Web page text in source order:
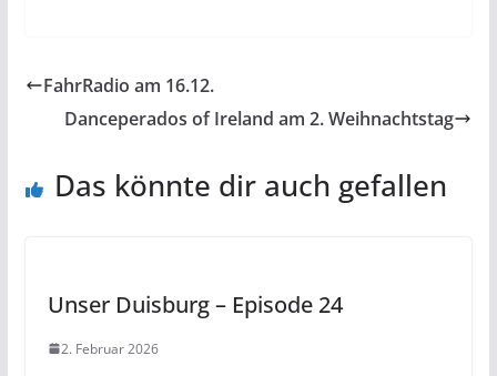
FahrRadio am 16.12.
Danceperados of Ireland am 2. Weihnachtstag
Das könnte dir auch gefallen
Unser Duisburg – Episode 24
2. Februar 2026